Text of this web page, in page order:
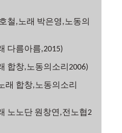
철,노래 박은영,노동의
다름아름,2015)
합창,노동의소리2006)
래 합창,노동의소리
노노단 원창연,전노협2